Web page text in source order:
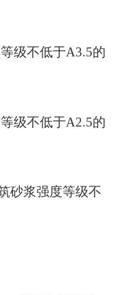
级不低于A3.5的
级不低于A2.5的
砂浆强度等级不